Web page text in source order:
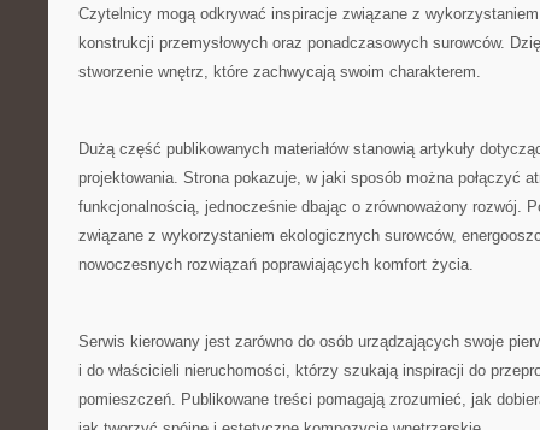
Czytelnicy mogą odkrywać inspiracje związane z
konstrukcji przemysłowych oraz ponadczasowych surowców.
stworzenie wnętrz, które zachwycają swoim charakterem.
Dużą część publikowanych materiałów stanowią artykuły
projektowania. Strona pokazuje, w jaki sposób można połączyć
funkcjonalnością, jednocześnie dbając o zrównoważony rozwój.
związane z wykorzystaniem ekologicznych surowców,
nowoczesnych rozwiązań poprawiających komfort życia.
Serwis kierowany jest zarówno do osób urządzających swoje
i do właścicieli nieruchomości, którzy szukają inspiracji do
pomieszczeń. Publikowane treści pomagają zrozumieć, jak